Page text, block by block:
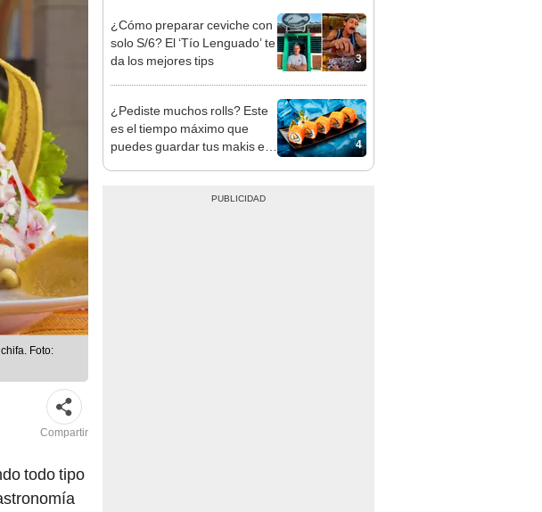
Foto:
Compartir
todo tipo
3
¿Cómo preparar ceviche con
solo S/6? El ‘Tío Lenguado’ te
da los mejores tips
4
¿Pediste muchos rolls? Este
es el tiempo máximo que
puedes guardar tus makis en